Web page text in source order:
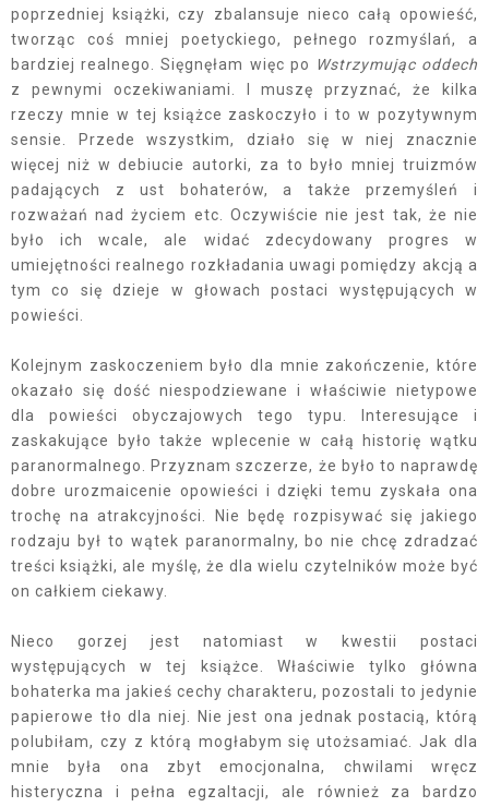
poprzedniej książki, czy zbalansuje nieco całą opowieść,
tworząc coś mniej poetyckiego, pełnego rozmyślań, a
bardziej realnego. Sięgnęłam więc po Wstrzymując oddech
z pewnymi oczekiwaniami. I muszę przyznać, że kilka
rzeczy mnie w tej książce zaskoczyło i to w pozytywnym
sensie. Przede wszystkim, działo się w niej znacznie
więcej niż w debiucie autorki, za to było mniej truizmów
padających z ust bohaterów, a także przemyśleń i
rozważań nad życiem etc. Oczywiście nie jest tak, że nie
było ich wcale, ale widać zdecydowany progres w
umiejętności realnego rozkładania uwagi pomiędzy akcją a
tym co się dzieje w głowach postaci występujących w
powieści.
Kolejnym zaskoczeniem było dla mnie zakończenie, które
okazało się dość niespodziewane i właściwie nietypowe
dla powieści obyczajowych tego typu. Interesujące i
zaskakujące było także wplecenie w całą historię wątku
paranormalnego. Przyznam szczerze, że było to naprawdę
dobre urozmaicenie opowieści i dzięki temu zyskała ona
trochę na atrakcyjności. Nie będę rozpisywać się jakiego
rodzaju był to wątek paranormalny, bo nie chcę zdradzać
treści książki, ale myślę, że dla wielu czytelników może być
on całkiem ciekawy.
Nieco gorzej jest natomiast w kwestii postaci
występujących w tej książce. Właściwie tylko główna
bohaterka ma jakieś cechy charakteru, pozostali to jedynie
papierowe tło dla niej. Nie jest ona jednak postacią, którą
polubiłam, czy z którą mogłabym się utożsamiać. Jak dla
mnie była ona zbyt emocjonalna, chwilami wręcz
histeryczna i pełna egzaltacji, ale również za bardzo